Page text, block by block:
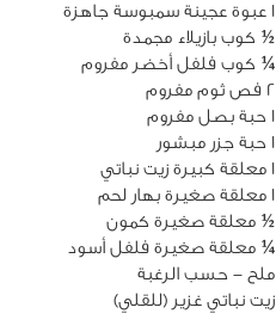
1 عبوة عجينة سمبوسة جاهزة
½ كوب بازيلاء مجمدة
¼ كوب فلفل أخضر مفروم
2 فص ثوم مفروم
1 حبة بصل مفروم
1 حبة جزر مبشور
1 معلقة كبيرة زيت نباتي
1 معلقة صغيرة بهار لحم
½ معلقة صغيرة كمون
¼ معلقة صغيرة فلفل أسود
ملح - حسب الرغبة
زيت نباتي غزير (للقلي)